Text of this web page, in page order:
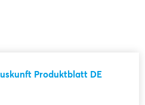
Produktblatt DE